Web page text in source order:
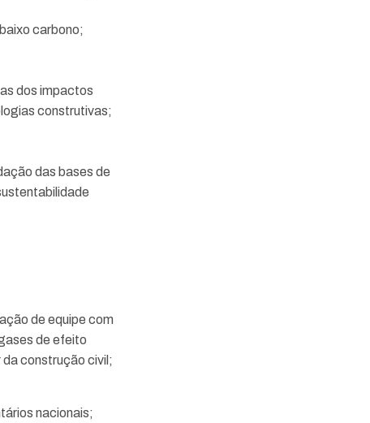
carbono;
dos impactos
construtivas;
das bases de
de equipe com
de efeito
construção civil;
nacionais;